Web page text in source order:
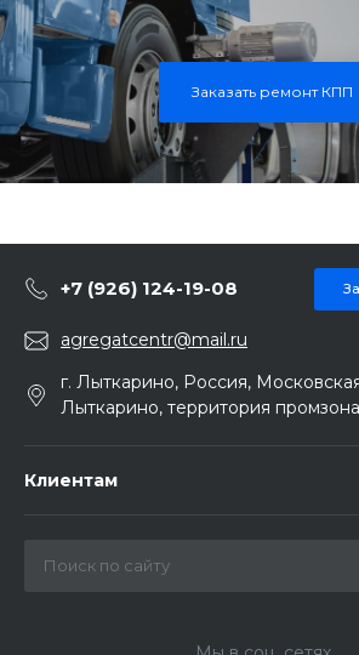
Заказать ремонт КПП
+7 (926) 124-19-08
agregatcentr@mail.ru
г. Лыткарино, Россия,
Лыткарино, территория
Клиентам